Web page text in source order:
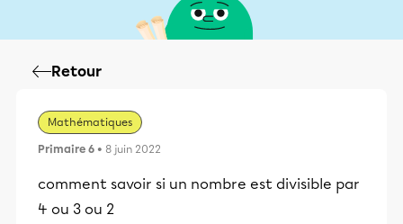
Retour
Mathématiques
Primaire 6 • 8 juin 2022
comment savoir si un nombre est divisible par
4 ou 3 ou 2